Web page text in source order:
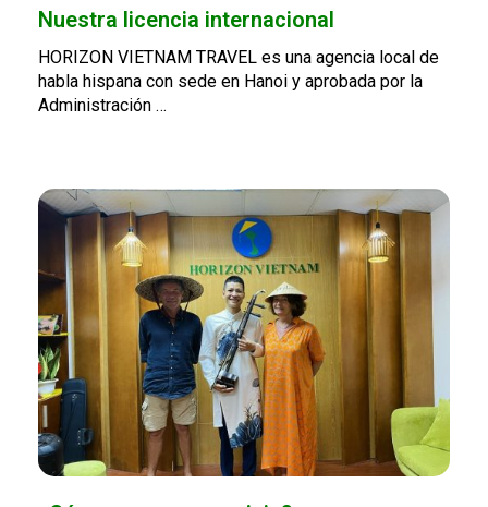
Nuestra licencia internacional
HORIZON VIETNAM TRAVEL es una agencia local de
habla hispana con sede en Hanoi y aprobada por la
Administración …